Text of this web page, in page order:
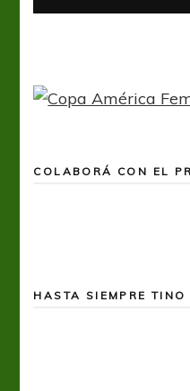
COLABORÁ CON EL
HASTA SIEMPRE TINO